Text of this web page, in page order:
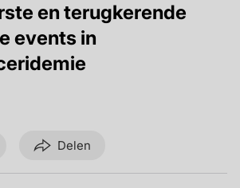
en terugkerende
events in
Delen